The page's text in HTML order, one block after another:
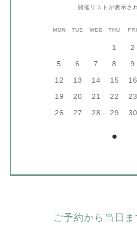
開催リストが表示さ
MON TUE WED THU FRI
1 2
5
6 7 8 9
12
13 14 15 16
19
20 21 22 23
26
27 28 29 30
ご予約から当日